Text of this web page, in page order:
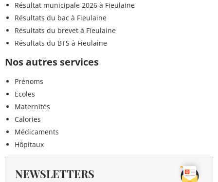
Résultat municipale 2026 à Fieulaine
Résultats du bac à Fieulaine
Résultats du brevet à Fieulaine
Résultats du BTS à Fieulaine
Nos autres services
Prénoms
Ecoles
Maternités
Calories
Médicaments
Hôpitaux
NEWSLETTERS